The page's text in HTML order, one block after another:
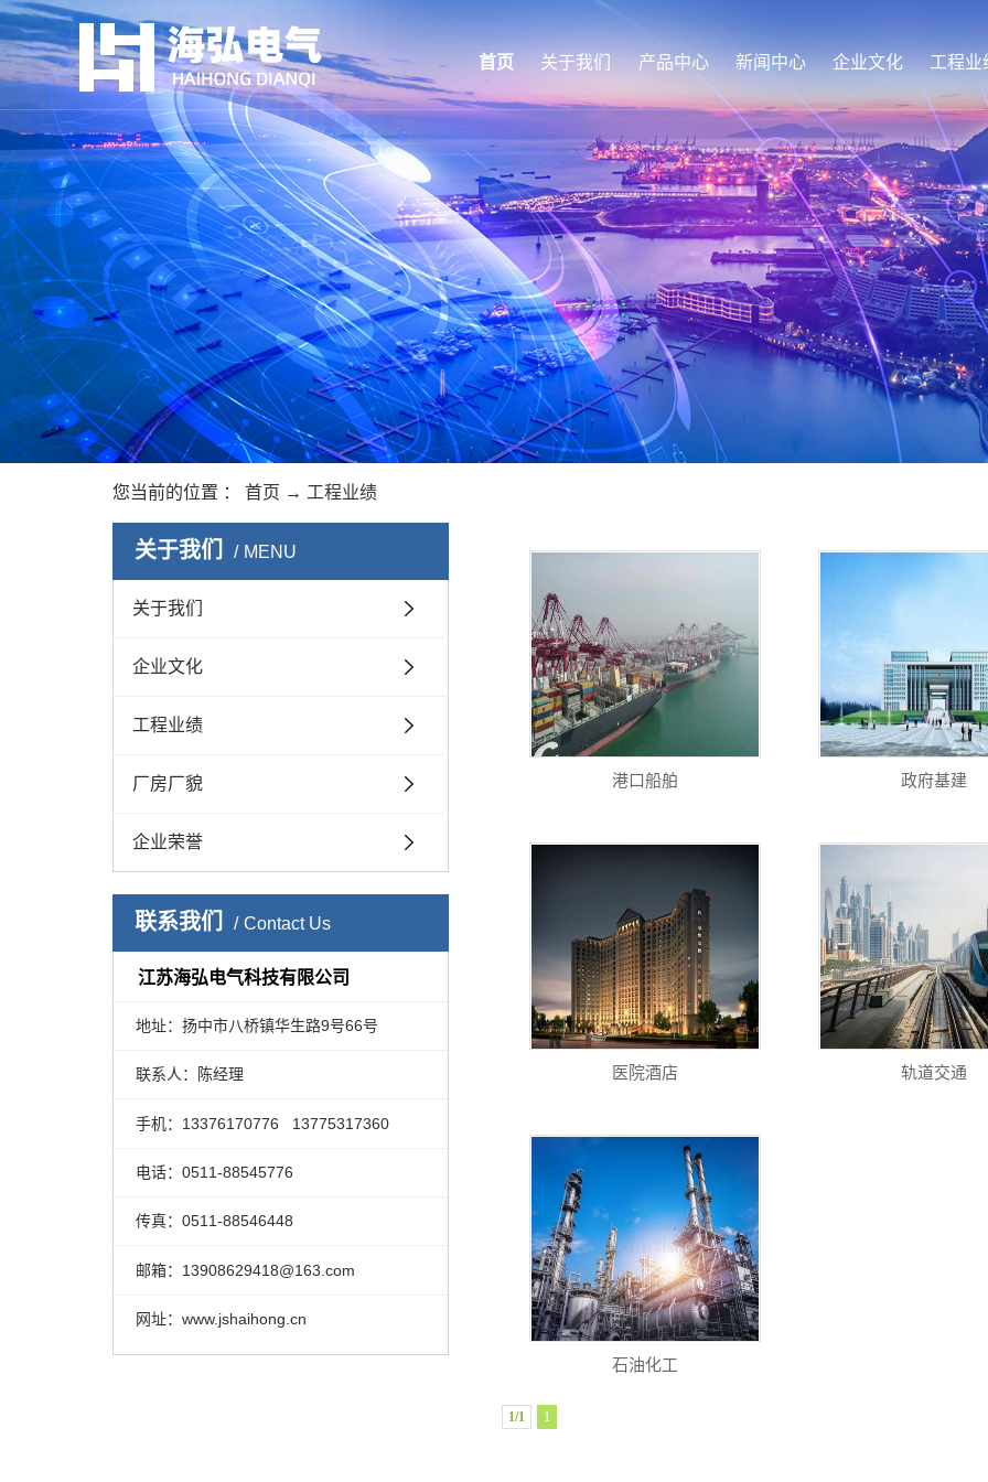
首页 关于我们 产品中心 新闻中心 企业文化 工程业
您当前的位置 ： 首页 → 工程业绩
关于我们 MENU
关于我们
企业文化
工程业绩
厂房厂貌
企业荣誉
联系我们 Contact Us
江苏海弘电气科技有限公司
地址：扬中市八桥镇华生路9号66号
联系人：陈经理
手机：13376170776 13775317360
电话：0511-88545776
传真：0511-88546448
邮箱：13908629418@163.com
网址：www.jshaihong.cn
港口船舶 政府基建
医院酒店 轨道交通
石油化工
1/1 1